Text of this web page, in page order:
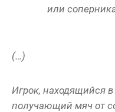
или
(…)
Игрок, находящийся
получающий мяч от